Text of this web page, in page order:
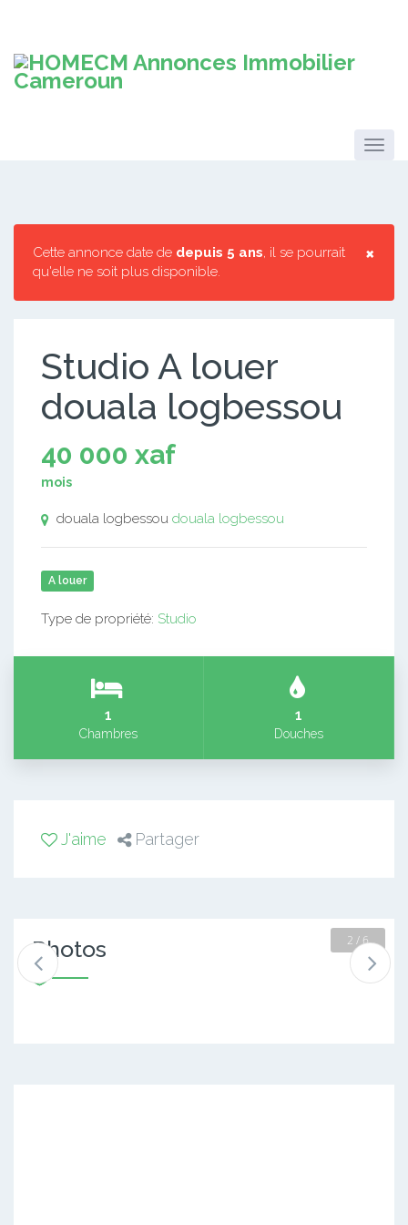
×
Cette annonce date de depuis 5 ans, il se pourrait
qu'elle ne soit plus disponible.
Studio A louer
douala logbessou
40 000 xaf
mois
douala logbessou douala logbessou
A louer
Type de propriété: Studio
1
Chambres
1
Douches
J'aime Partager
Photos 2 / 6